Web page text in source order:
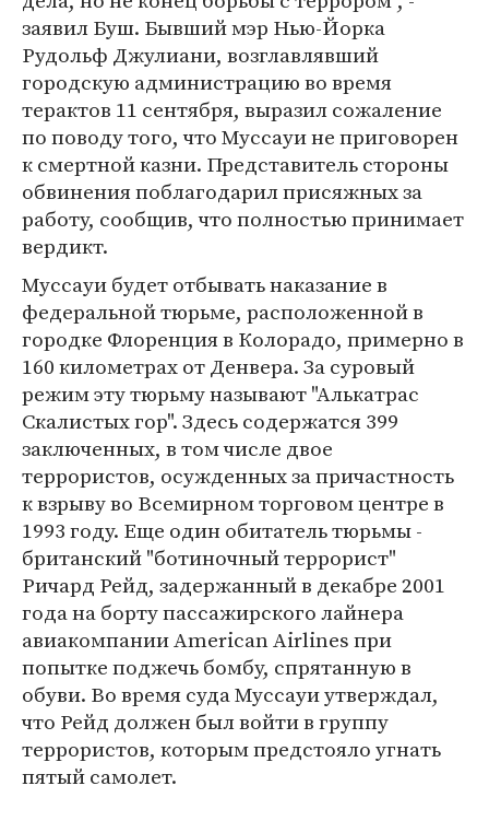
заявил Буш. Бывший мэр Нью-Йорка
Рудольф Джулиани, возглавлявший
городскую администрацию во время
терактов 11 сентября, выразил сожаление
по поводу того, что Муссауи не приговорен
к смертной казни. Представитель стороны
обвинения поблагодарил присяжных за
работу, сообщив, что полностью принимает
вердикт.
Муссауи будет отбывать наказание в
федеральной тюрьме, расположенной в
городке Флоренция в Колорадо, примерно в
160 километрах от Денвера. За суровый
режим эту тюрьму называют "Алькатрас
Скалистых гор". Здесь содержатся 399
заключенных, в том числе двое
террористов, осужденных за причастность
к взрыву во Всемирном торговом центре в
1993 году. Еще один обитатель тюрьмы -
британский "ботиночный террорист"
Ричард Рейд, задержанный в декабре 2001
года на борту пассажирского лайнера
авиакомпании American Airlines при
попытке поджечь бомбу, спрятанную в
обуви. Во время суда Муссауи утверждал,
что Рейд должен был войти в группу
террористов, которым предстояло угнать
пятый самолет.